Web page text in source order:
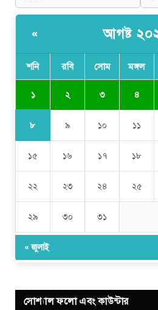
« আগষ্ট
শনি রবি সোম মঙ্গল
১ ২ ৩ ৪
৮ ৯ ১০ ১১
১৫ ১৬ ১৭ ১৮
২২ ২৩ ২৪ ২৫
২৯ ৩০ ৩১
« জুলাই
সোশ্যাল ফলো এবং কাউন্টার